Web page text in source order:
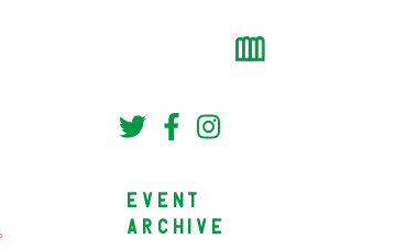
EVENT
ARCHIVE